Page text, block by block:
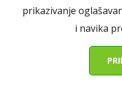
prikazivanje
i navika